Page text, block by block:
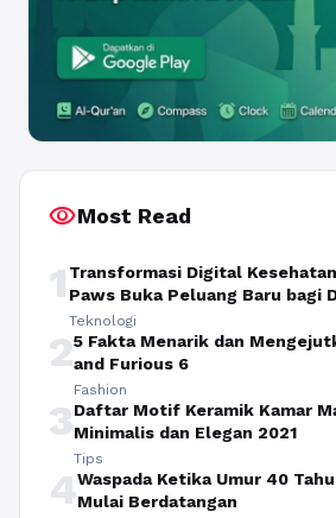
visibilityMost Read
1 Transformasi Digital
Paws Buka Peluang Baru bagi
Teknologi
25 Fakta Menarik dan
and Furious 6
Fashion
3Daftar Motif Keramik Kamar
Minimalis dan Elegan 2021
Tips
4Waspada Ketika Umur 40
Mulai Berdatangan